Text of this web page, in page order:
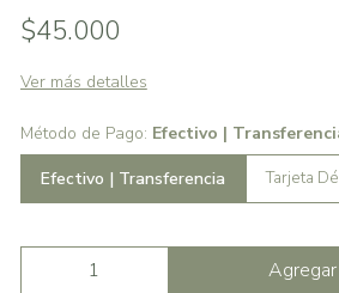
$45.000
Ver más detalles
Método de Pago: Efectivo |
Efectivo | Transferencia
Tarjeta